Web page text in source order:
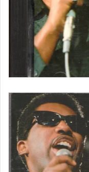
日韓 合輯
電影/電視原聲帶
新世紀/古典/演奏
原版錄音卡帶區
其他影音專區
黑膠唱片區
影視DVD/藍光DVD
明星周邊/各式雜貨區